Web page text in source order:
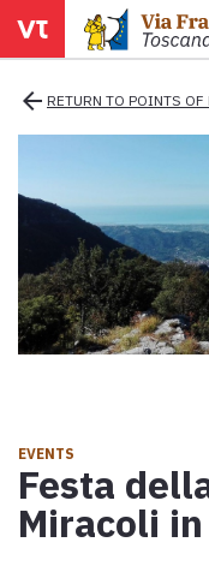
Legs
Info
E-book
Download the e-
menu
arrow_back RETURN TO POINTS
EVENTS
Festa
Miracoli